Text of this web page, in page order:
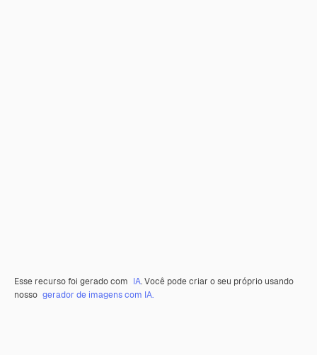
Esse recurso foi gerado com IA. Você pode criar o seu próprio usando
nosso gerador de imagens com IA.